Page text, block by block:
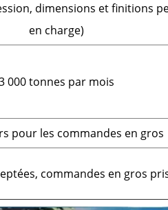
dimensions et finitions
en charge)
000 tonnes par mois
pour les commandes en gros
commandes en gros